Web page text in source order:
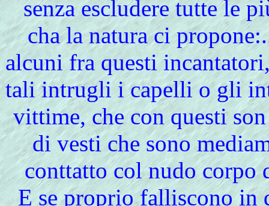
senza escludere tutte le
cha la natura ci
alcuni fra questi
tali intrugli i capelli o gli
vittime, che con questi
di vesti che sono
conttatto col nudo corpo
E se proprio falliscono in